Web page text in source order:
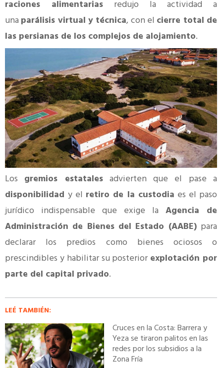
raciones alimentarias redujo la actividad a
una parálisis virtual y técnica, con el cierre total de
las persianas de los complejos de alojamiento.
Los gremios estatalesadvierten que el pase a
disponibilidady el retiro de la custodia es el paso
jurídico indispensable que exige la Agencia de
Administración de Bienes del Estado (AABE) para
declarar los predios como bienes ociosos o
prescindibles y habilitar su posterior explotación por
parte del capital privado.
LEÉ TAMBIÉN:
Cruces en la Costa: Barrera y
Yeza se tiraron palitos en las
redes por los subsidios a la
Zona Fría